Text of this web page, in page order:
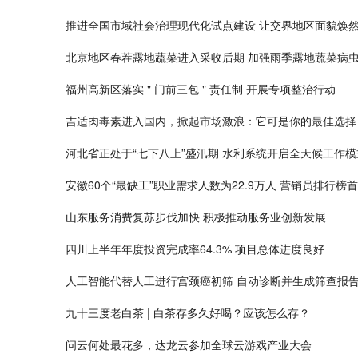
推进全国市域社会治理现代化试点建设 让交界地区面貌焕
北京地区春茬露地蔬菜进入采收后期 加强雨季露地蔬菜病
福州高新区落实 " 门前三包 " 责任制 开展专项整治行动
吉适肉毒素进入国内，掀起市场激浪：它可是你的最佳选择
河北省正处于“七下八上”盛汛期 水利系统开启全天候工作
安徽60个“最缺工”职业需求人数为22.9万人 营销员排行榜首
山东服务消费复苏步伐加快 积极推动服务业创新发展
四川上半年年度投资完成率64.3% 项目总体进度良好
人工智能代替人工进行宫颈癌初筛 自动诊断并生成筛查报
九十三度老白茶 | 白茶存多久好喝？应该怎么存？
问云何处最花多，达龙云参加全球云游戏产业大会